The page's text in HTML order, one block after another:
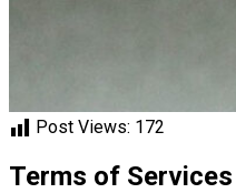
Post Views: 172
Terms of Services